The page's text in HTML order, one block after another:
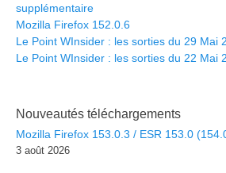
supplémentaire
Mozilla Firefox 152.0.6
Le Point WInsider : les sorties du 29 Mai
Le Point WInsider : les sorties du 22 Mai
Nouveautés téléchargements
Mozilla Firefox 153.0.3 / ESR 153.0
3 août 2026